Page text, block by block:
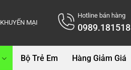
KHUYẾN MẠI
Hotline bán hàng
0989.181518
Bộ Trẻ Em Hàng Giảm Giá